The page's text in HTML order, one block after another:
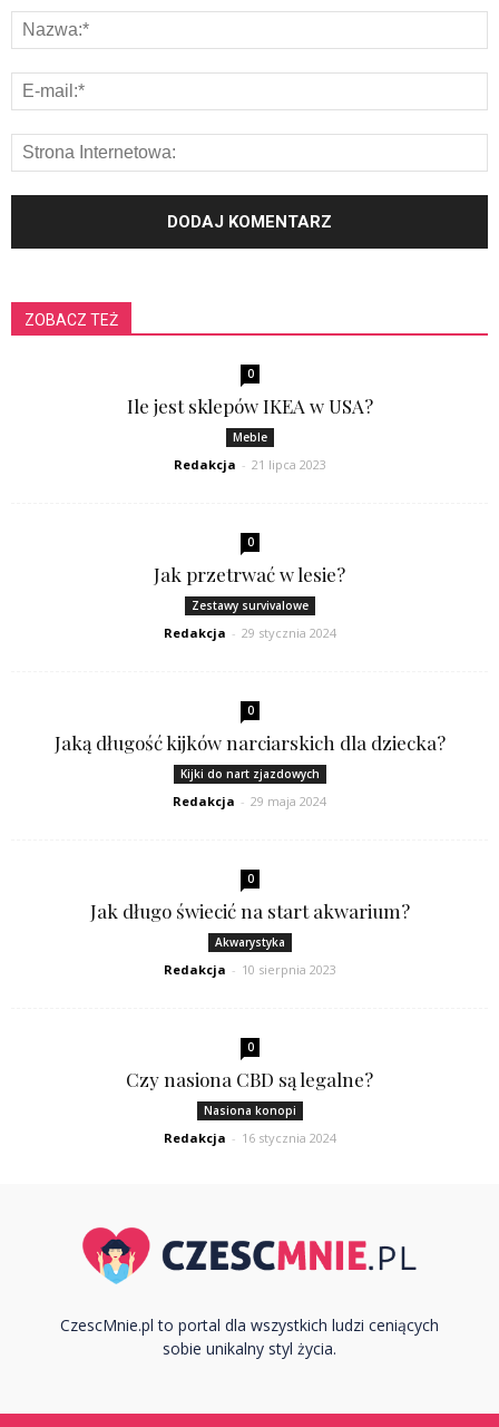
ZOBACZ TEŻ
0
Ile jest sklepów IKEA w USA?
Meble
Redakcja - 21 lipca 2023
0
Jak przetrwać w lesie?
Zestawy survivalowe
Redakcja - 29 stycznia 2024
0
Jaką długość kijków narciarskich dla dziecka?
Kijki do nart zjazdowych
Redakcja - 29 maja 2024
0
Jak długo świecić na start akwarium?
Akwarystyka
Redakcja - 10 sierpnia 2023
0
Czy nasiona CBD są legalne?
Nasiona konopi
Redakcja - 16 stycznia 2024
CzescMnie.pl to portal dla wszystkich ludzi ceniących
sobie unikalny styl życia.